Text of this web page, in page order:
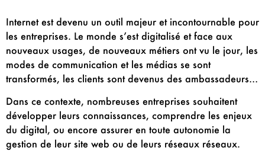
Internet est devenu un outil majeur et incontournable pour
les entreprises. Le monde s’est digitalisé et face aux
nouveaux usages, de nouveaux métiers ont vu le jour, les
modes de communication et les médias se sont
transformés, les clients sont devenus des ambassadeurs…
Dans ce contexte, nombreuses entreprises souhaitent
développer leurs connaissances, comprendre les enjeux
du digital, ou encore assurer en toute autonomie la
gestion de leur site web ou de leurs réseaux réseaux.